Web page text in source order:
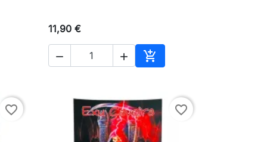
al carrito
11,90 €
  
Añadir al carrito
favorite_border favorite_border